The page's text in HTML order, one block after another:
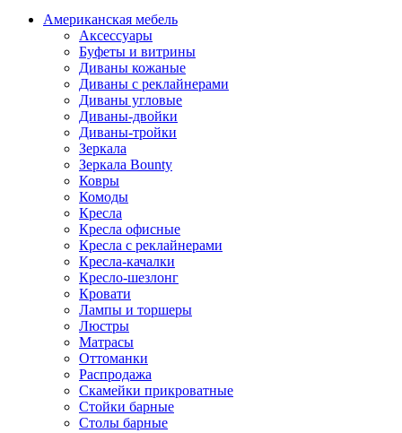
Американская мебель
Аксессуары
Буфеты и витрины
Диваны кожаные
Диваны с реклайнерами
Диваны угловые
Диваны-двойки
Диваны-тройки
Зеркала
Зеркала Bounty
Ковры
Комоды
Кресла
Кресла офисные
Кресла с реклайнерами
Кресла-качалки
Кресло-шезлонг
Кровати
Лампы и торшеры
Люстры
Матрасы
Оттоманки
Распродажа
Скамейки прикроватные
Стойки барные
Столы барные